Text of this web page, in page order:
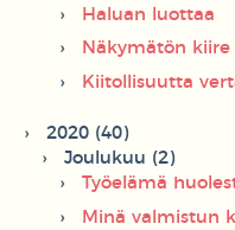
Haluan luottaa
Näkymätön kiire
Kiitollisuutta
2020 (40)
Joulukuu (2)
Työelämä
Minä valmistun